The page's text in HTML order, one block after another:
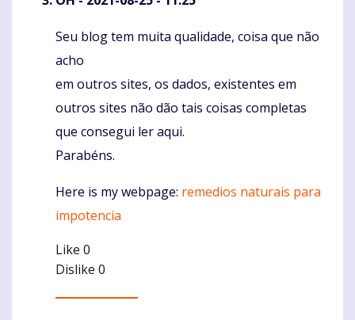
Komentaras
Seu blog tem muita qualidade, coisa que não
acho
em outros sites, os dados, existentes em
outros sites não dão tais coisas completas
que consegui ler aqui.
Parabéns.
Here is my webpage: remedios naturais para
impotencia
Like 0
Dislike 0